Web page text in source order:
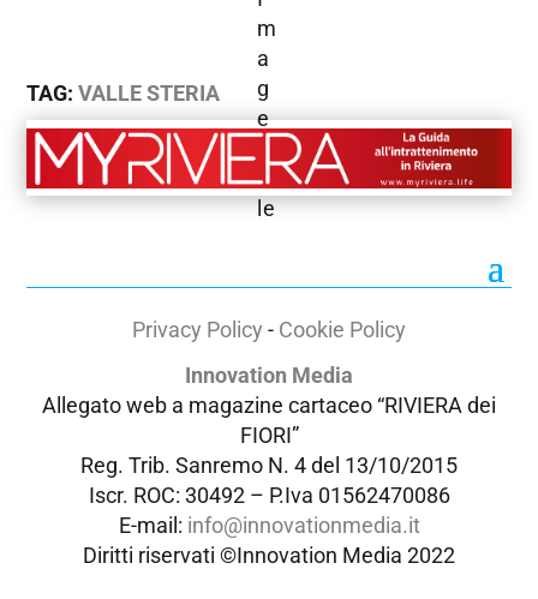
TAG:VALLE STERIA
Privacy Policy - Cookie Policy
Innovation Media
Allegato web a magazine cartaceo “RIVIERA dei
FIORI”
Reg. Trib. Sanremo N. 4 del 13/10/2015
Iscr. ROC: 30492 – P.Iva 01562470086
E-mail: info@innovationmedia.it
Diritti riservati ©Innovation Media 2022